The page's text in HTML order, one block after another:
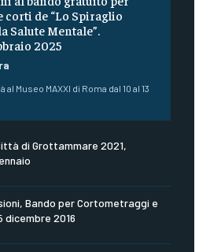
corti de “Lo Spiraglio
Salute Mentale”.
2025
Museo MAXXI di Roma dal 10 al 13
di Grottammare 2021,
Bando per Cortometraggi e
dicembre 2016